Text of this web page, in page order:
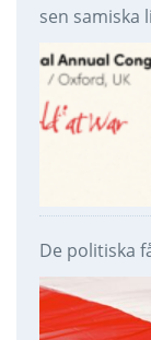
sen samiska
De politiska